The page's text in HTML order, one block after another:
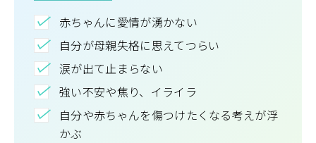
赤ちゃんに愛情が湧かない
自分が母親失格に思えてつらい
涙が出て止まらない
強い不安や焦り、イライラ
自分や赤ちゃんを傷つけたくなる考えが浮
かぶ